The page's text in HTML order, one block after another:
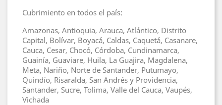
Cubrimiento en todos el país:
Amazonas, Antioquia, Arauca, Atlántico, Distrito
Capital, Bolívar, Boyacá, Caldas, Caquetá, Casanare,
Cauca, Cesar, Chocó, Córdoba, Cundinamarca,
Guainía, Guaviare, Huila, La Guajira, Magdalena,
Meta, Nariño, Norte de Santander, Putumayo,
Quindío, Risaralda, San Andrés y Providencia,
Santander, Sucre, Tolima, Valle del Cauca, Vaupés,
Vichada